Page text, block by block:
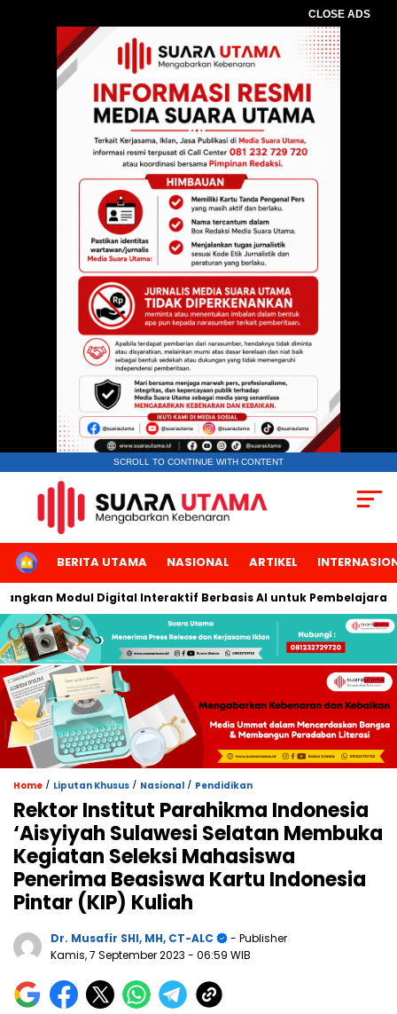
CLOSE ADS
SCROLL TO CONTINUE WITH CONTENT
HOMEBERITA UTAMA NASIONAL ARTIKEL
Modul Digital Interaktif Berbasis AI untuk Pembelajaran
Home / Liputan Khusus / Nasional / Pendidikan
Rektor Institut Parahikma Indonesia
‘Aisyiyah Sulawesi Selatan Membuka
Kegiatan Seleksi Mahasiswa
Penerima Beasiswa Kartu Indonesia
Pintar (KIP) Kuliah
Dr. Musafir SHI, MH, CT-ALC
- Publisher
Kamis, 7 September 2023 - 06:59 WIB